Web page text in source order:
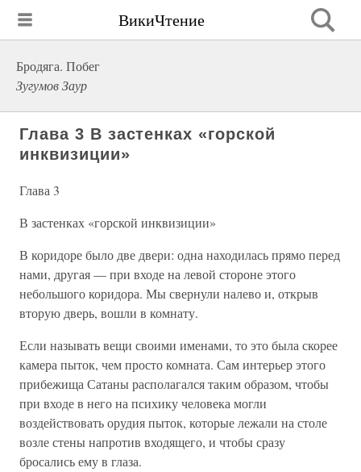
ВикиЧтение
Бродяга. Побег
Зугумов Заур
Глава 3 В застенках «горской
инквизиции»
Глава 3
В застенках «горской инквизиции»
В коридоре было две двери: одна находилась прямо перед
нами, другая — при входе на левой стороне этого
небольшого коридора. Мы свернули налево и, открыв
вторую дверь, вошли в комнату.
Если называть вещи своими именами, то это была скорее
камера пыток, чем просто комната. Сам интерьер этого
прибежища Сатаны располагался таким образом, чтобы
при входе в него на психику человека могли
воздействовать орудия пыток, которые лежали на столе
возле стены напротив входящего, и чтобы сразу
бросались ему в глаза.